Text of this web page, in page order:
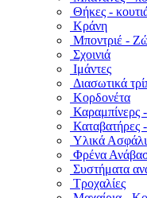
Θήκες -
Κράνη
Μποντριέ -
Σχοινιά
Ιμάντες
Διασωτικά
Κορδονέτα
Καραμπίνερς
Καταβατήρες
Υλικά
Φρένα
Συστήματα
Τροχαλίες